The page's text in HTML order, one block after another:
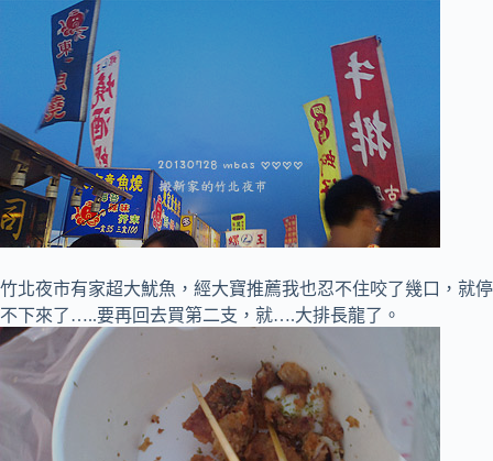
竹北夜市有家超大魷魚，經大寶推薦我也忍不住咬了幾口，就停
不下來了…..要再回去買第二支，就….大排長龍了。